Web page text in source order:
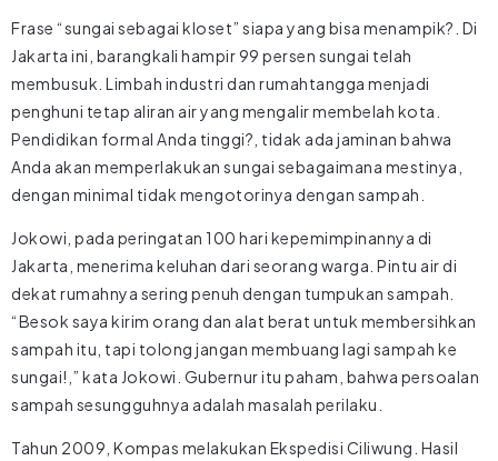
Frase “sungai sebagai kloset” siapa yang bisa menampik?. Di
Jakarta ini, barangkali hampir 99 persen sungai telah
membusuk. Limbah industri dan rumahtangga menjadi
penghuni tetap aliran air yang mengalir membelah kota.
Pendidikan formal Anda tinggi?, tidak ada jaminan bahwa
Anda akan memperlakukan sungai sebagaimana mestinya,
dengan minimal tidak mengotorinya dengan sampah.
Jokowi, pada peringatan 100 hari kepemimpinannya di
Jakarta, menerima keluhan dari seorang warga. Pintu air di
dekat rumahnya sering penuh dengan tumpukan sampah.
“Besok saya kirim orang dan alat berat untuk membersihkan
sampah itu, tapi tolong jangan membuang lagi sampah ke
sungai!,” kata Jokowi. Gubernur itu paham, bahwa persoalan
sampah sesungguhnya adalah masalah perilaku.
Tahun 2009, Kompas melakukan Ekspedisi Ciliwung. Hasil